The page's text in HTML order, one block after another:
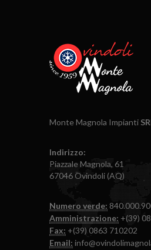
Monte Magnola Impianti
Indirizzo:
Piazzale Magnola, 61
67046 Ovindoli (AQ)
Numero verde:
Amministrazione: +(39)
Fax: +(39) 0863 710202
Email: